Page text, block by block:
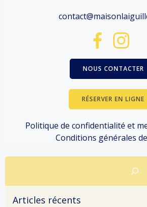
NOUS CONTACTER
RÉSERVER EN LIGNE
Politique de confidentialité et
Conditions générales
Rechercher
Articles récents